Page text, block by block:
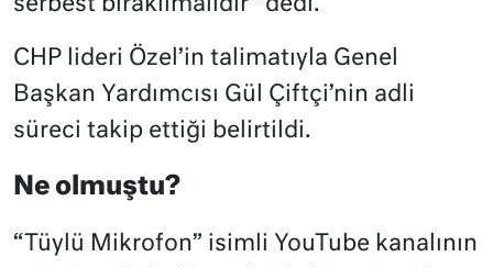
serbest bırakılmalıdır” dedi.
CHP lideri Özel’in talimatıyla Genel
Başkan Yardımcısı Gül Çiftçi’nin adli
süreci takip ettiği belirtildi.
Ne olmuştu?
“Tüylü Mikrofon” isimli YouTube kanalının